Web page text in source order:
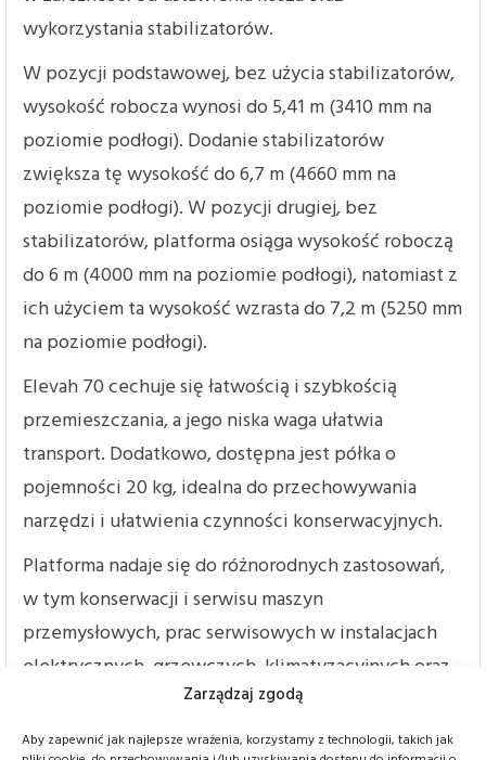
Zarządzaj zgodą
Aby zapewnić jak najlepsze wrażenia, korzystamy z technologii, takich jak
wykorzystania stabilizatorów.
W pozycji podstawowej, bez użycia stabilizatorów,
wysokość robocza wynosi do 5,41 m (3410 mm na
poziomie podłogi). Dodanie stabilizatorów
zwiększa tę wysokość do 6,7 m (4660 mm na
poziomie podłogi). W pozycji drugiej, bez
stabilizatorów, platforma osiąga wysokość roboczą
do 6 m (4000 mm na poziomie podłogi), natomiast z
ich użyciem ta wysokość wzrasta do 7,2 m (5250 mm
na poziomie podłogi).
Elevah 70 cechuje się łatwością i szybkością
przemieszczania, a jego niska waga ułatwia
transport. Dodatkowo, dostępna jest półka o
pojemności 20 kg, idealna do przechowywania
narzędzi i ułatwienia czynności konserwacyjnych.
Platforma nadaje się do różnorodnych zastosowań,
w tym konserwacji i serwisu maszyn
przemysłowych, prac serwisowych w instalacjach
elektrycznych, grzewczych, klimatyzacyjnych oraz
montażu maszyn i urządzeń.
Podstawowe parametry obejmują wysokość